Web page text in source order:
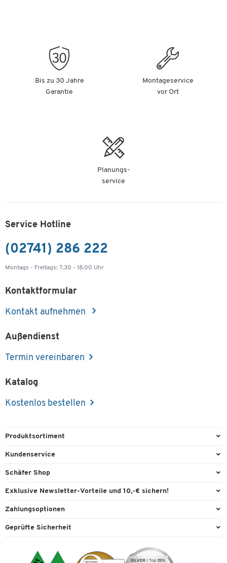
Bis zu 30 Jahre
Garantie
Montageservice
vor Ort
Planungs-
service
Service Hotline
(02741) 286 222
Montags - Freitags: 7.30 - 18.00 Uhr
Kontaktformular
Kontakt aufnehmen
Außendienst
Termin vereinbaren
Katalog
Kostenlos bestellen
Produktsortiment
Büroausstattung
Reinigung & Hygiene
Technik
Umwelttechnik
Kundenservice
Direktbestellung
Kontaktformulare
Lieferinformationen
Rückgabe
Schäfer Shop
Services & Leistungen
Workplace Solutions
Exklusive Newsletter-Vorteile und 10,-€ sichern!
Willkommensgutschein
Expertenwissen
Zahlungsoptionen
Paypal
Geprüfte Sicherheit